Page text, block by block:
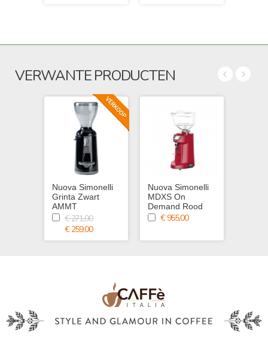
VERWANTE PRODUCTEN
Nuova Simonelli
Grinta Zwart
AMMT
€ 271,00
€ 259,00
Nuova Simonelli
MDXS On
Demand Rood
€ 955,00